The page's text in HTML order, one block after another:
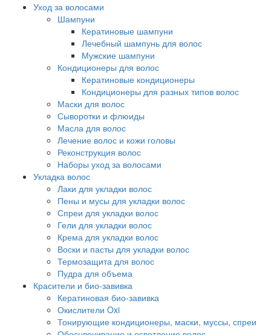
Уход за волосами
Шампуни
Кератиновые шампуни
Лечебный шампунь для волос
Мужские шампуни
Кондиционеры для волос
Кератиновые кондиционеры
Кондиционеры для разных типов волос
Маски для волос
Сыворотки и флюиды
Масла для волос
Лечение волос и кожи головы
Реконструкция волос
Наборы уход за волосами
Укладка волос
Лаки для укладки волос
Пены и мусы для укладки волос
Спреи для укладки волос
Гели для укладки волос
Крема для укладки волос
Воски и пасты для укладки волос
Термозащита для волос
Пудра для объема
Красители и био-завивка
Кератиновая био-завивка
Окислители Oxi
Тонирующие кондиционеры, маски, муссы, спреи